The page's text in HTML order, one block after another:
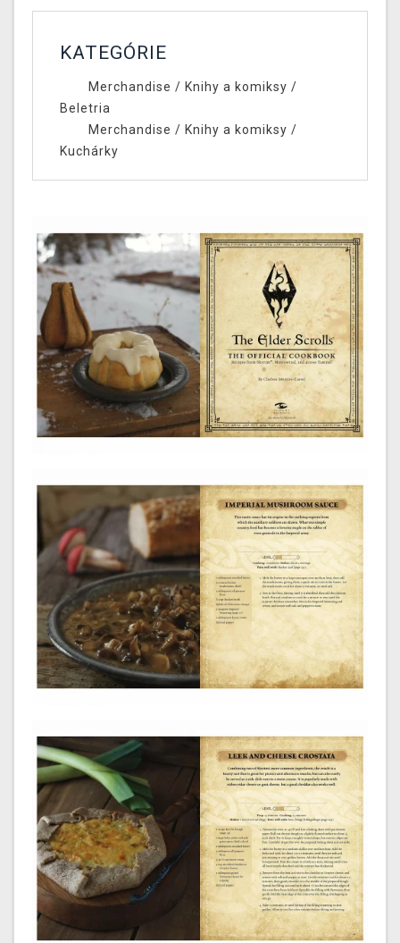
KATEGÓRIE
Merchandise / Knihy a komiksy /
Beletria
Merchandise / Knihy a komiksy /
Kuchárky